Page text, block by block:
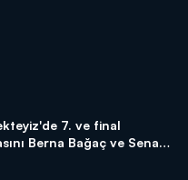
7. ve final
Berna Bağaç ve Senan